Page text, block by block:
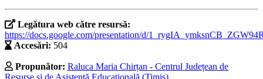
Legătura web către resursă:
https://docs.google.com/presentation/d/
Accesări: 504
Propunător: Raluca Maria Chirțan - Centrul Județean de